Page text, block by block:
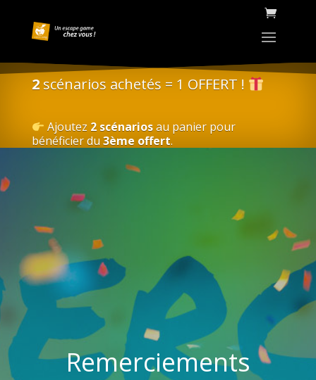
2scénarios achetés = 1 OFFERT !
Ajoutez 2 scénariosau panier pour
bénéficier du 3ème offert.
Remerciements